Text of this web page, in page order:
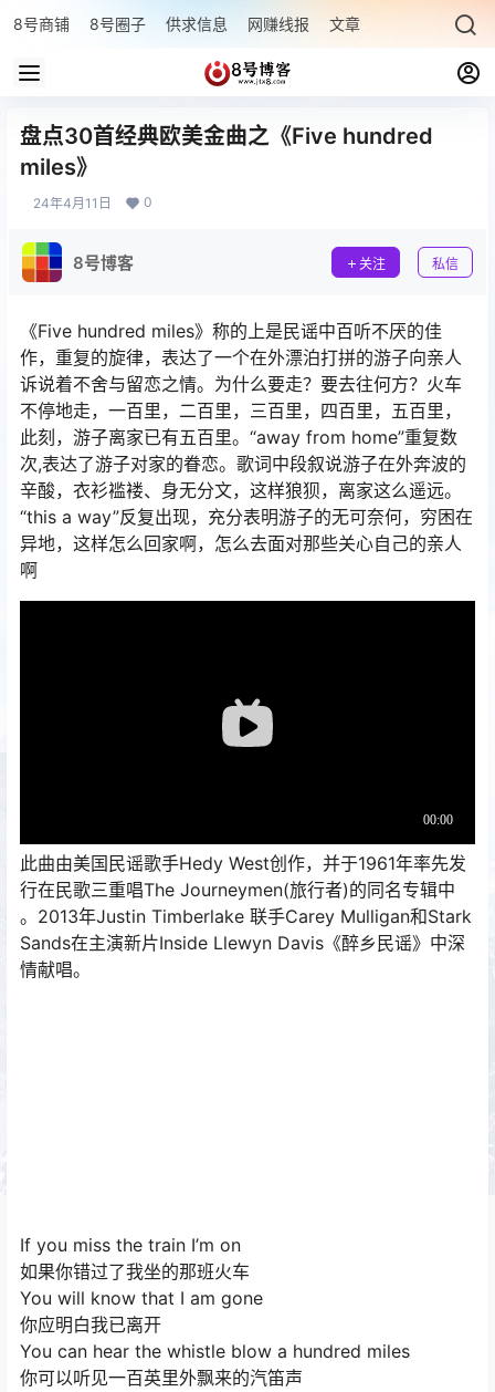
8号商铺 8号圈子 供求信息 网赚线报 文章专题 最新文章
盘点30首经典欧美金曲之《Five hundred
miles》
24年4月11日 0
8号博客 关注 私信
《Five hundred miles》称的上是民谣中百听不厌的佳
作，重复的旋律，表达了一个在外漂泊打拼的游子向亲人
诉说着不舍与留恋之情。为什么要走？要去往何方？火车
不停地走，一百里，二百里，三百里，四百里，五百里，
此刻，游子离家已有五百里。“away from home”重复数
次,表达了游子对家的眷恋。歌词中段叙说游子在外奔波的
辛酸，衣衫褴褛、身无分文，这样狼狈，离家这么遥远。
“this a way”反复出现，充分表明游子的无可奈何，穷困在
异地，这样怎么回家啊，怎么去面对那些关心自己的亲人
啊
此曲由美国民谣歌手Hedy West创作，并于1961年率先发
行在民歌三重唱The Journeymen(旅行者)的同名专辑中
。2013年Justin Timberlake 联手Carey Mulligan和Stark
Sands在主演新片Inside Llewyn Davis《醉乡民谣》中深
情献唱。
If you miss the train I’m on
如果你错过了我坐的那班火车
You will know that I am gone
你应明白我已离开
You can hear the whistle blow a hundred miles
你可以听见一百英里外飘来的汽笛声